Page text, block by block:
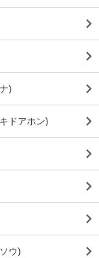
)
ドアホン)
ウ)